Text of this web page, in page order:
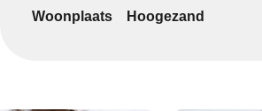
Woonplaats Hoogezand